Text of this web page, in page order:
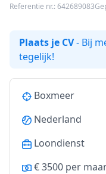
Referentie nr.: 642689083
Plaats je CV- Bij
tegelijk!
Boxmeer
Nederland
Loondienst
€ 3500 per